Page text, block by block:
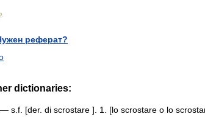
реферат?
dictionaries:
— s.f. [der. di scrostare ]. 1. [lo scrostare o lo